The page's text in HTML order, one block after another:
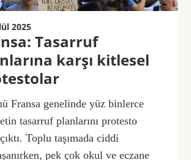
2025
Tasarruf
karşı kitlesel
Fransa genelinde yüz binlerce
tasarruf planlarını protesto
Toplu taşımada ciddi
pek çok okul ve eczane